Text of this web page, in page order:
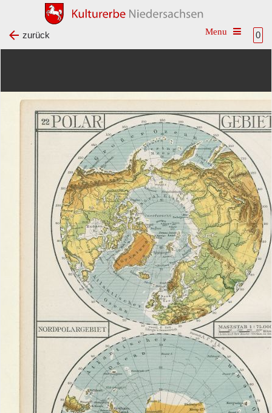
0
Toggle
zurück